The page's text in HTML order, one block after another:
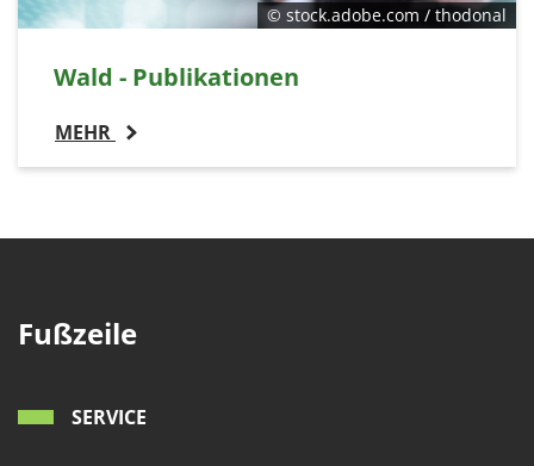
© stock.adobe.com / thodonal
Wald - Publikationen
MEHR
Fußzeile
SERVICE